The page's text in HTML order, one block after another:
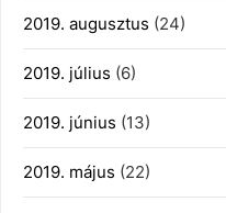
2019. augusztus (24)
2019. július (6)
2019. június (13)
2019. május (22)